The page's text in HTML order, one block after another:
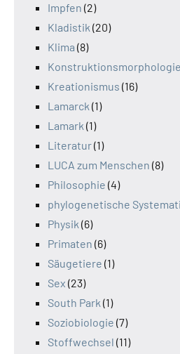
Impfen (2)
Kladistik (20)
Klima (8)
Konstruktionsmorphologie
Kreationismus (16)
Lamarck (1)
Lamark (1)
Literatur(1)
LUCA zum Menschen (8)
Philosophie (4)
phylogenetische
Physik (6)
Primaten (6)
Säugetiere (1)
Sex (23)
South Park (1)
Soziobiologie (7)
Stoffwechsel (11)